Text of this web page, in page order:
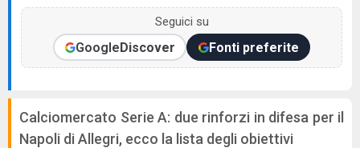
Seguici su
GoogleDiscover Fonti preferite
Calciomercato Serie A: due rinforzi in difesa per il
Napoli di Allegri, ecco la lista degli obiettivi